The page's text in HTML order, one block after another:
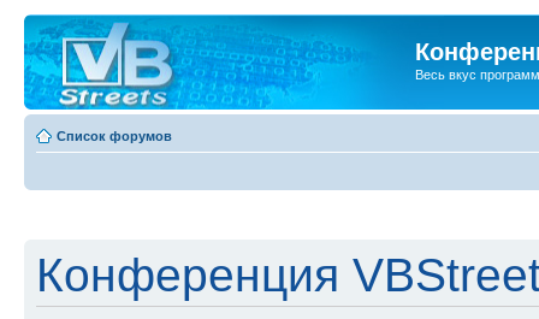
Весь вкус
Список форумов
Конференция